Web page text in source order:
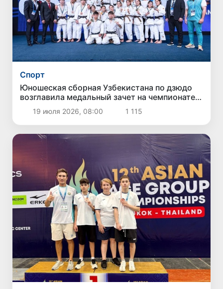
Спорт
Юношеская сборная Узбекистана по дзюдо
возглавила медальный зачет на чемпионате
Азии19 июля 2026, 08:00 1 115